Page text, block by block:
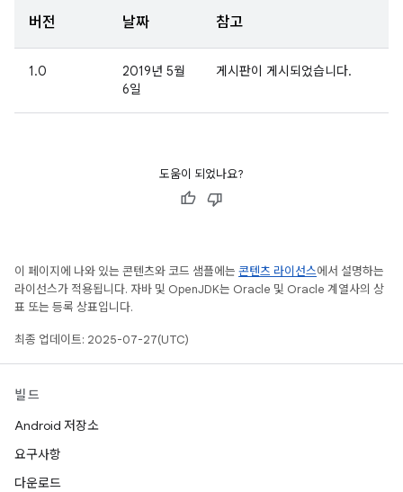
버전 날짜 참고
1.0
2019년 5월
6일
게시판이 게시되었습니다.
도움이 되었나요?
이 페이지에 나와 있는 콘텐츠와 코드 샘플에는 콘텐츠 라이선스에서 설명하는
라이선스가 적용됩니다. 자바 및 OpenJDK는 Oracle 및 Oracle 계열사의 상
표 또는 등록 상표입니다.
최종 업데이트: 2025-07-27(UTC)
빌드
Android 저장소
요구사항
다운로드